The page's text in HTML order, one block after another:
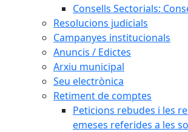
Consells Sectorials:
Resolucions judicials
Campanyes institucionals
Anuncis / Edictes
Arxiu municipal
Seu electrònica
Retiment de comptes
Peticions rebudes i les
emeses referides a les